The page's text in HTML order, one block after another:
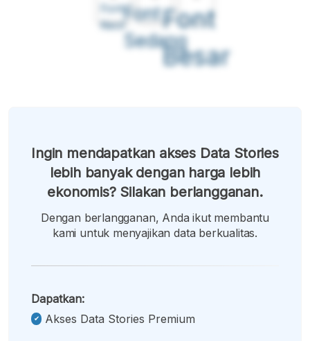
Font
Kecil
Font
Sedang
Font
Besar
Ingin mendapatkan akses Data Stories
lebih banyak dengan harga lebih
ekonomis? Silakan berlangganan.
Dengan berlangganan, Anda ikut membantu
kami untuk menyajikan data berkualitas.
Dapatkan:
Akses Data Stories Premium